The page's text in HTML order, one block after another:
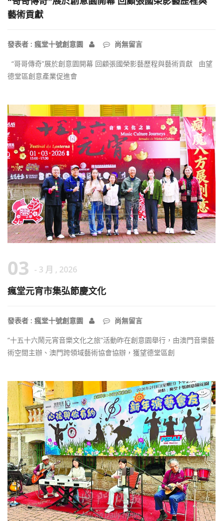
藝術貢獻
發表者 : 瘋堂十號創意園 尚無留言
“哥哥傳奇”展於創意園開幕 回顧張國榮影藝歷程與藝術貢獻 由望
德堂區創意產業促進會
03 - 3 月 , 2026
瘋堂元宵市集弘節慶文化
發表者 : 瘋堂十號創意園 尚無留言
“十五十六鬧元宵音樂文化之旅”活動昨在創意園舉行，由澳門音樂藝
術空間主辦、澳門跨領域藝術協會協辦，獲望德堂區創